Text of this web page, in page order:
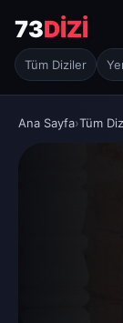
73DİZİ
Tüm Diziler
Ana Sayfa›Tüm